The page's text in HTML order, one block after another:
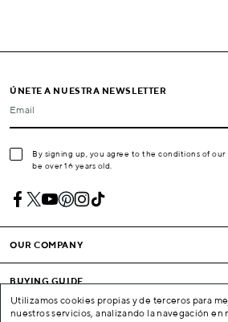
ÚNETE A NUESTRA NEWSLETTER
Email
By signing up, you agree to the conditions of our
be over 16 years old.
OUR COMPANY
BUYING GUIDE
CONDITIONS AND COMPANY
Utilizamos cookies propias y de terceros para
nuestros servicios, analizando la navegación